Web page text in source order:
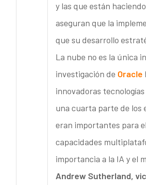
y las que están
aseguran que la
que su desarrollo
La nube no es la única
investigación de Oracle
innovadoras
una cuarta parte de los
eran importantes para
capacidades
importancia a la IA y el
Andrew Sutherland,